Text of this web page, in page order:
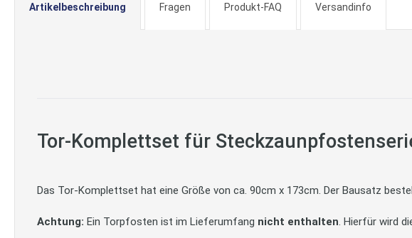
Artikelbeschreibung
Tor-Komplettset für
Das Tor-Komplettset hat eine Größe von ca. 90cm x 173cm. Der Bausatz
Achtung: Ein Torpfosten ist im Lieferumfang nicht enthalten . Hierfür wird
Fragen Produkt-FAQ Versandinfo